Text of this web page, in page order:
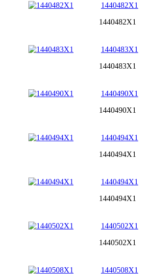
1440482X1
1440482X1
1440483X1
1440483X1
1440490X1
1440490X1
1440494X1
1440494X1
1440494X1
1440494X1
1440502X1
1440502X1
1440508X1